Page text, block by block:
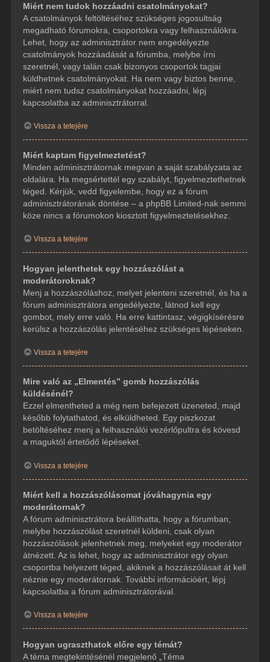
Miért nem tudok hozzáadni csatolmányokat?
A csatolmányok feltöltéséhez szükséges jogosultság
megadható fórumokra, csoportokra vagy felhasználókra.
Lehet, hogy az adminisztrátor nem engedélyezte
csatolmányok hozzáadását a fórumba, melybe írni
szeretnél, vagy talán csak bizonyos csoportok tagjai
küldhetnek csatolmányokat. Ha nem vagy biztos benne,
miért nem tudsz csatolmányokat hozzáadni, lépj
kapcsolatba az adminisztrátorral.
Vissza a tetejére
Miért kaptam figyelmeztetést?
Minden adminisztrátornak megvan a saját szabályzata az
oldalára. Ha megsértettél egy szabályt, figyelmeztethetnek
téged. Kérjük, vedd figyelembe, hogy ez a fórum
adminisztrátorának döntése – a phpBB Limited-nak semmi
köze nincs a fórumokon kiosztott figyelmeztetésekhez.
Vissza a tetejére
Hogyan jelenthetek egy hozzászólást a
moderátoroknak?
Menj a hozzászóláshoz, melyet jelenteni szeretnél, és ha a
fórum adminisztrátora engedélyezte, látnod kell egy
gombot, mely erre való. Ha erre kattintasz, végigkísérésre
kerülsz a hozzászólás jelentéséhez szükséges lépéseken.
Vissza a tetejére
Mire való az „Elmentés” gomb hozzászólás
küldésénél?
Ezzel elmentheted a még nem befejezett üzeneted, majd
később folytathatod, és elküldheted. Egy piszkozat
betöltéséhez menj a felhasználói vezérlőpultra és kövesd
a maguktól értetődő lépéseket.
Vissza a tetejére
Miért kell a hozzászólásomat jóváhagynia egy
moderátornak?
A fórum adminisztrátora beállíthatta, hogy a fórumban,
melybe hozzászólást szeretnél küldeni, csak olyan
hozzászólások jelenhetnek meg, melyeket egy moderátor
átnézett. Az is lehet, hogy az adminisztrátor egy olyan
csoportba helyezett téged, akiknek a hozzászólásait át kell
néznie egy moderátornak. További információért, lépj
kapcsolatba a fórum adminisztrátorával.
Vissza a tetejére
Hogyan ugraszthatok előre egy témát?
A téma megtekintésénél megjelenő „Téma